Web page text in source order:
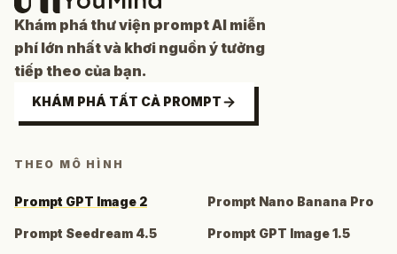
Khám phá thư viện prompt AI miễn
phí lớn nhất và khơi nguồn ý tưởng
tiếp theo của bạn.
KHÁM PHÁ TẤT CẢ PROMPT
THEO MÔ HÌNH
Prompt GPT Image 2 Prompt Nano Banana Pro
Prompt Seedream 4.5 Prompt GPT Image 1.5